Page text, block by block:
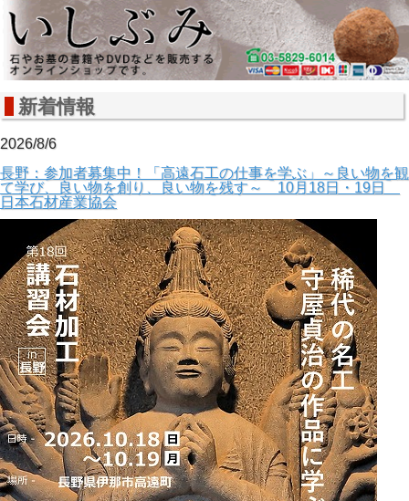
新着情報
2026/8/6
長野：参加者募集中！「高遠石工の仕事を学ぶ」～良い物を観
て学び、良い物を創り、良い物を残す～ 10月18日・19日
日本石材産業協会